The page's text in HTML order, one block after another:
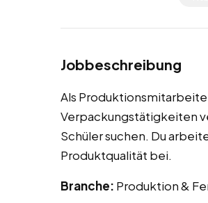
Jobbeschreibung
Als
Verpackungstätigkeiten
Schüler suchen. Du
Produktqualität bei.
Branche: Produktion &